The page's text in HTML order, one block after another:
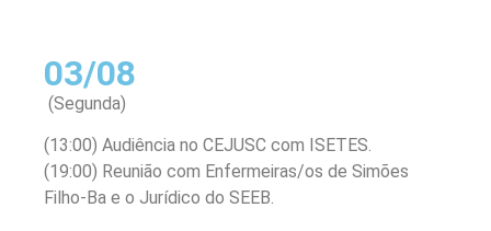
03/08
(Segunda)
(13:00) Audiência no CEJUSC com ISETES.
(19:00) Reunião com Enfermeiras/os de Simões
Filho-Ba e o Jurídico do SEEB.